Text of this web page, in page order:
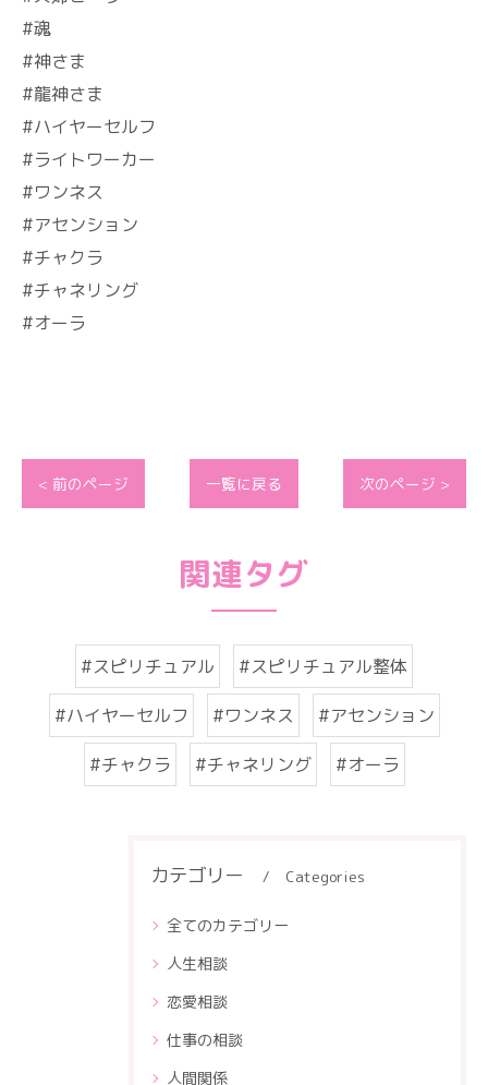
#魂
#神さま
#龍神さま
#ハイヤーセルフ
#ライトワーカー
#ワンネス
#アセンション
#チャクラ
#チャネリング
#オーラ
< 前のページ 一覧に戻る 次のページ >
関連タグ
#スピリチュアル #スピリチュアル整体
#ハイヤーセルフ #ワンネス #アセンション
#チャクラ #チャネリング #オーラ
カテゴリー Categories
全てのカテゴリー
人生相談
恋愛相談
仕事の相談
人間関係